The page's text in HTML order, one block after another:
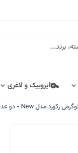
ایروبیک و لاغری